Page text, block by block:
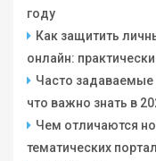
году
Как защитить
онлайн:
Часто
что важно знать в
Чем отличаются
тематических